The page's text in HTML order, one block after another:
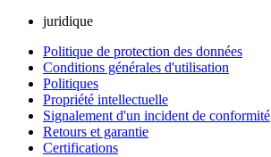
juridique
Politique de protection des données
Conditions générales d'utilisation
Politiques
Propriété intellectuelle
Signalement d'un incident de conformité
Retours et garantie
Certifications